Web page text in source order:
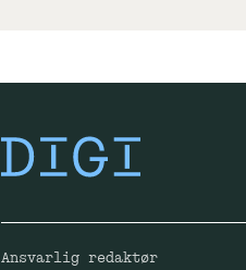
Ansvarlig redaktør